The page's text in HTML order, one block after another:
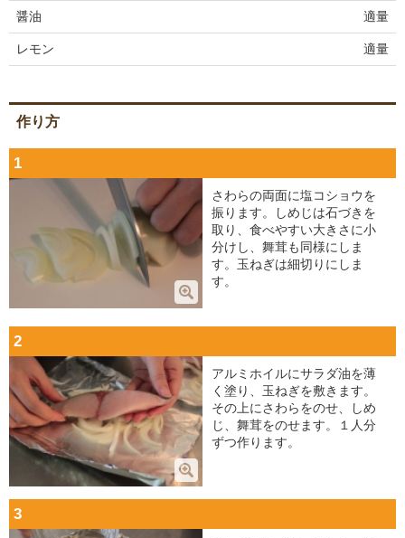
醤油 適量
レモン 適量
作り方
1
さわらの両面に塩コショウを
振ります。しめじは石づきを
取り、食べやすい大きさに小
分けし、舞茸も同様にしま
す。玉ねぎは細切りにしま
す。
2
アルミホイルにサラダ油を薄
く塗り、玉ねぎを敷きます。
その上にさわらをのせ、しめ
じ、舞茸をのせます。１人分
ずつ作ります。
3